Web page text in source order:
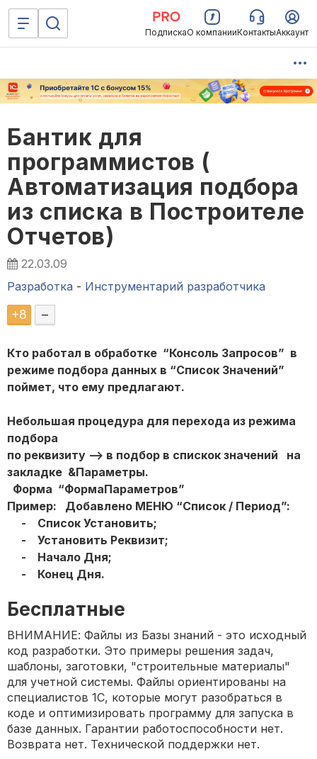
ПодпискаО компанииКонтактыАккаунт
Бантик для
программистов (
Автоматизация подбора
из списка в Построителе
Отчетов)
22.03.09
Разработка - Инструментарий разработчика
+8 –
Кто работал в обработке “Консоль Запросов” в
режиме подбора данных в “Список Значений”
поймет, что ему предлагают.
Небольшая процедура для перехода из режима
подбора
по реквизиту --> в подбор в спискок значений на
закладке &Параметры.
Форма “ФормаПараметров”
Пример: Добавлено МЕНЮ “Список / Период”:
- Список Установить;
- Установить Реквизит;
- Начало Дня;
- Конец Дня.
Бесплатные
ВНИМАНИЕ: Файлы из Базы знаний - это исходный
код разработки. Это примеры решения задач,
шаблоны, заготовки, "строительные материалы"
для учетной системы. Файлы ориентированы на
специалистов 1С, которые могут разобраться в
коде и оптимизировать программу для запуска в
базе данных. Гарантии работоспособности нет.
Возврата нет. Технической поддержки нет.